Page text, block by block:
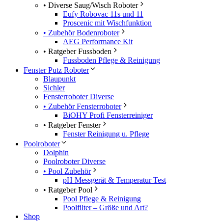
• Diverse Saug/Wisch Roboter
Eufy Robovac 11s und 11
Proscenic mit Wischfunktion
• Zubehör Bodenroboter
AEG Performance Kit
• Ratgeber Fussboden
Fussboden Pflege & Reinigung
Fenster Putz Roboter
Blaupunkt
Sichler
Fensterroboter Diverse
• Zubehör Fensterroboter
BiOHY Profi Fensterreiniger
• Ratgeber Fenster
Fenster Reinigung u. Pflege
Poolroboter
Dolphin
Poolroboter Diverse
• Pool Zubehör
pH Messgerät & Temperatur Test
• Ratgeber Pool
Pool Pflege & Reinigung
Poolfilter – Größe und Art?
Shop